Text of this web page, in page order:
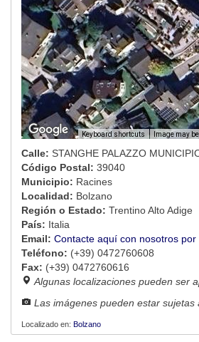
Keyboard shortcuts Image may
Calle: STANGHE PALAZZO
Código Postal: 39040
Municipio: Racines
Localidad: Bolzano
Región o Estado: Trentino Alto Adige
País: Italia
Email: Contacte aquí con nosotros por
Teléfono: (+39) 0472760608
Fax: (+39) 0472760616
Algunas localizaciones pueden ser
Las imágenes pueden estar sujetas
Localizado en: Bolzano